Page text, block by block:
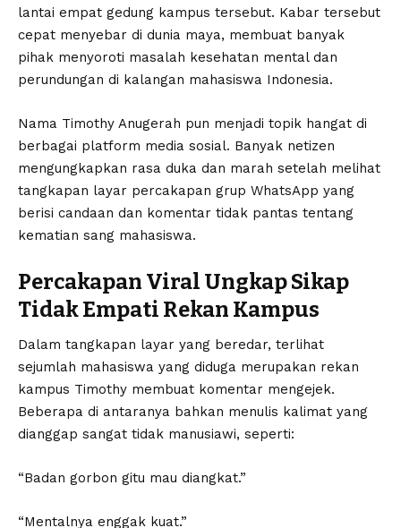
lantai empat gedung kampus tersebut. Kabar tersebut
cepat menyebar di dunia maya, membuat banyak
pihak menyoroti masalah kesehatan mental dan
perundungan di kalangan mahasiswa Indonesia.
Nama Timothy Anugerah pun menjadi topik hangat di
berbagai platform media sosial. Banyak netizen
mengungkapkan rasa duka dan marah setelah melihat
tangkapan layar percakapan grup WhatsApp yang
berisi candaan dan komentar tidak pantas tentang
kematian sang mahasiswa.
Percakapan Viral Ungkap Sikap
Tidak Empati Rekan Kampus
Dalam tangkapan layar yang beredar, terlihat
sejumlah mahasiswa yang diduga merupakan rekan
kampus Timothy membuat komentar mengejek.
Beberapa di antaranya bahkan menulis kalimat yang
dianggap sangat tidak manusiawi, seperti:
“Badan gorbon gitu mau diangkat.”
“Mentalnya enggak kuat.”